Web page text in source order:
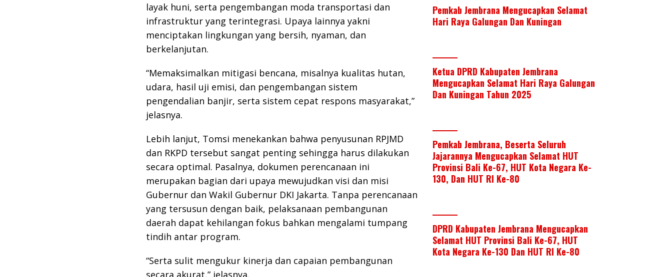
layak huni, serta pengembangan moda transportasi dan
infrastruktur yang terintegrasi. Upaya lainnya yakni
menciptakan lingkungan yang bersih, nyaman, dan
berkelanjutan.
“Memaksimalkan mitigasi bencana, misalnya kualitas hutan,
udara, hasil uji emisi, dan pengembangan sistem
pengendalian banjir, serta sistem cepat respons masyarakat,”
jelasnya.
Lebih lanjut, Tomsi menekankan bahwa penyusunan RPJMD
dan RKPD tersebut sangat penting sehingga harus dilakukan
secara optimal. Pasalnya, dokumen perencanaan ini
merupakan bagian dari upaya mewujudkan visi dan misi
Gubernur dan Wakil Gubernur DKI Jakarta. Tanpa perencanaan
yang tersusun dengan baik, pelaksanaan pembangunan
daerah dapat kehilangan fokus bahkan mengalami tumpang
tindih antar program.
“Serta sulit mengukur kinerja dan capaian pembangunan
secara akurat,” jelasnya.
Pemkab Jembrana Mengucapkan Selamat
Hari Raya Galungan Dan Kuningan
Ketua DPRD Kabupaten Jembrana
Mengucapkan Selamat Hari Raya Galungan
Dan Kuningan Tahun 2025
Pemkab Jembrana, Beserta Seluruh
Jajarannya Mengucapkan Selamat HUT
Provinsi Bali Ke-67, HUT Kota Negara Ke-
130, Dan HUT RI Ke-80
DPRD Kabupaten Jembrana Mengucapkan
Selamat HUT Provinsi Bali Ke-67, HUT
Kota Negara Ke-130 Dan HUT RI Ke-80